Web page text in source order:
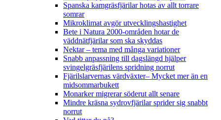
Spanska kamgräsfjärilar hotas av allt torrare
somrar
Mikroklimat avgör utvecklingshastighet
Bete i Natura 2000-områden hotar de
väddnätfjärilar som ska skyddas
Nektar – tema med många variationer
Snabb anpassning till dagslängd hjälper
svingelgräsfjärilens spridning norrut
Fjärilslarvernas värdväxter– Mycket mer än en
midsommarbukett
Monarker migrerar söderut allt senare
Mindre kräsna sydrovfjärilar sprider sig snabbt
norrut